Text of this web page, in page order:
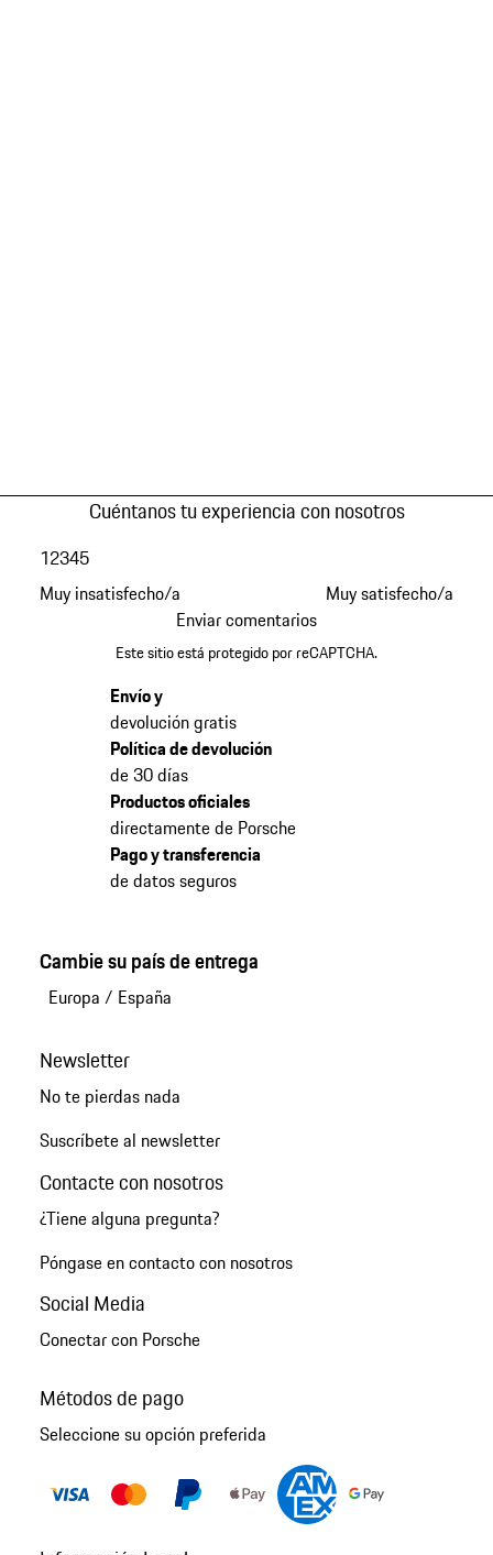
Cuéntanos tu experiencia con nosotros
Muy insatisfecho/a
12345
Muy satisfecho/a
Enviar comentarios
Este sitio está protegido por reCAPTCHA.
Envío y
devolución gratis
Política de devolución
de 30 días
Productos oficiales
directamente de Porsche
Pago y transferencia
de datos seguros
Cambie su país de entrega
Europa / España
Newsletter
No te pierdas nada
Suscríbete al newsletter
Contacte con nosotros
¿Tiene alguna pregunta?
Póngase en contacto con nosotros
Social Media
Conectar con Porsche
Métodos de pago
Seleccione su opción preferida